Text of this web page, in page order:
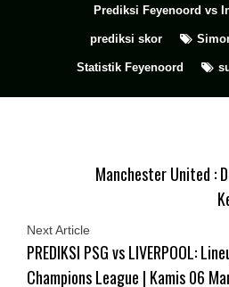
Prediksi Feyenoord vs
prediksi skor
Statistik Feyenoord
Manchester United :
Next Article
PREDIKSI PSG vs LIVERPOOL:
Champions League | Kamis 06